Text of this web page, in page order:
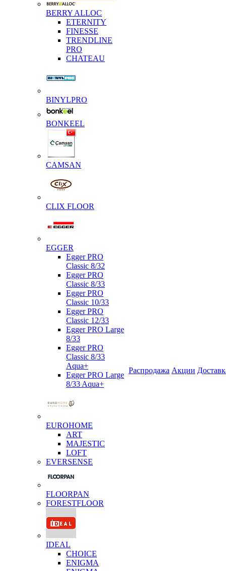
BERRY ALLOC
ETERNITY
FINESSE
TRENDLINE
PRO
CHATEAU
BINYLPRO
BONKEEL
CAMSAN
CLIX FLOOR
EGGER
Egger PRO
Classic 8/32
Egger PRO
Classic 8/33
Egger PRO
Classic 10/33
Egger PRO
Classic 12/33
Egger PRO Large
8/33
Egger PRO
Classic 8/33
Aqua+
Egger PRO Large
8/33 Aqua+
EUROHOME
ART
MAJESTIC
LOFT
EVERSENSE
FLOORPAN
FORESTFLOOR
IDEAL
CHOICE
ENIGMA
Распродажа Акции